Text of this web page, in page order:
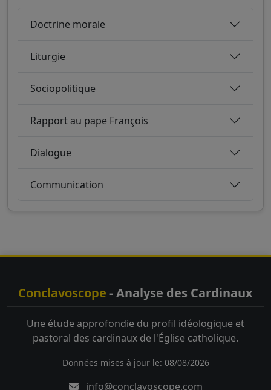
Doctrine morale
Liturgie
Sociopolitique
Rapport au pape François
Dialogue
Communication
Conclavoscope - Analyse des Cardinaux
Une étude approfondie du profil idéologique et
pastoral des cardinaux de l'Église catholique.
Données mises à jour le: 08/08/2026
info@conclavoscope.com